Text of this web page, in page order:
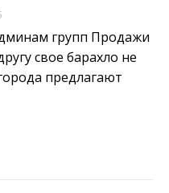
групп Продажи
свое барахло не
предлагают